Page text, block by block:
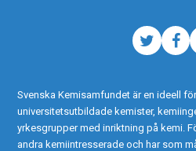
Twitter
Svenska Kemisamfundet är en ideell
universitetsutbildade kemister,
yrkesgrupper med inriktning på kemi.
andra kemiintresserade och har som